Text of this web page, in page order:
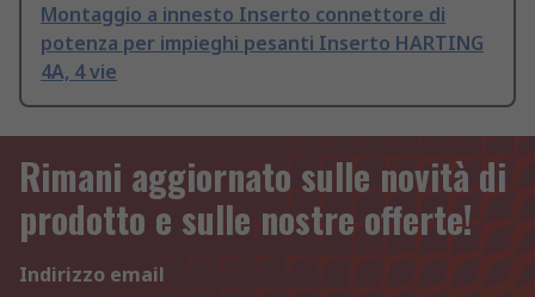
Montaggio a innesto Inserto connettore di
potenza per impieghi pesanti Inserto HARTING
4A, 4 vie
Rimani aggiornato sulle novità di
prodotto e sulle nostre offerte!
Indirizzo email